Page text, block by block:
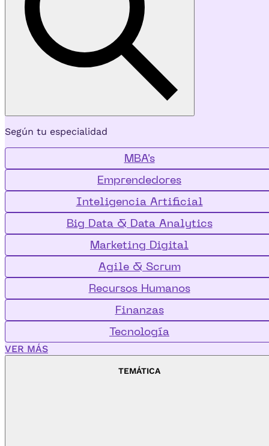
Según tu especialidad
MBA's
Emprendedores
Inteligencia Artificial
Big Data & Data Analytics
Marketing Digital
Agile & Scrum
Recursos Humanos
Finanzas
Tecnología
VER MÁS
TEMÁTICA